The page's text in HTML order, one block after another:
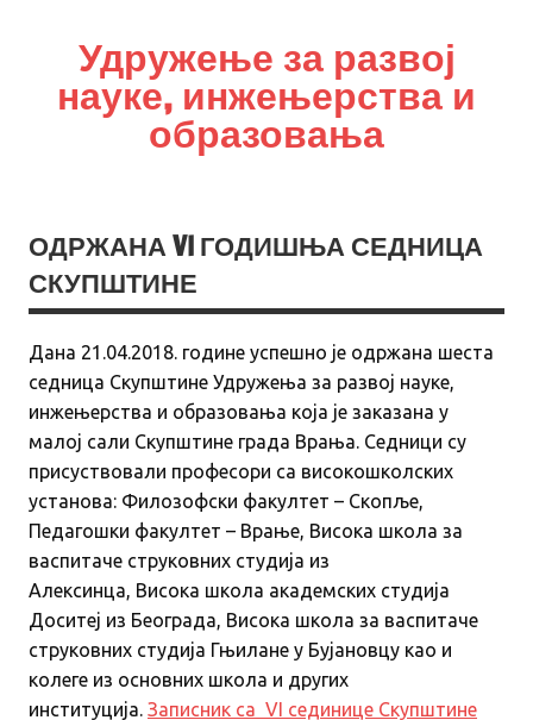
Удружење за развој
науке, инжењерства и
образовања
ОДРЖАНА VI ГОДИШЊА СЕДНИЦА
СКУПШТИНЕ
Дана 21.04.2018. године успешно је одржана шеста
седница Скупштине Удружења за развој науке,
инжењерства и образовања која је заказана у
малој сали Скупштине града Врања. Седници су
присуствовали професори са високошколских
установа: Филозофски факултет – Скопље,
Педагошки факултет – Врање, Висока школа за
васпитаче струковних студија из
Алексинца, Висока школа академских студија
Доситеј из Београда, Висока школа за васпитаче
струковних студија Гњилане у Бујановцу као и
колеге из основних школа и других
институција. Записник са VI сединице Скупштине